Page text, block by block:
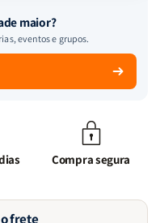
maior?
eventos e grupos.
Compra segura
frete